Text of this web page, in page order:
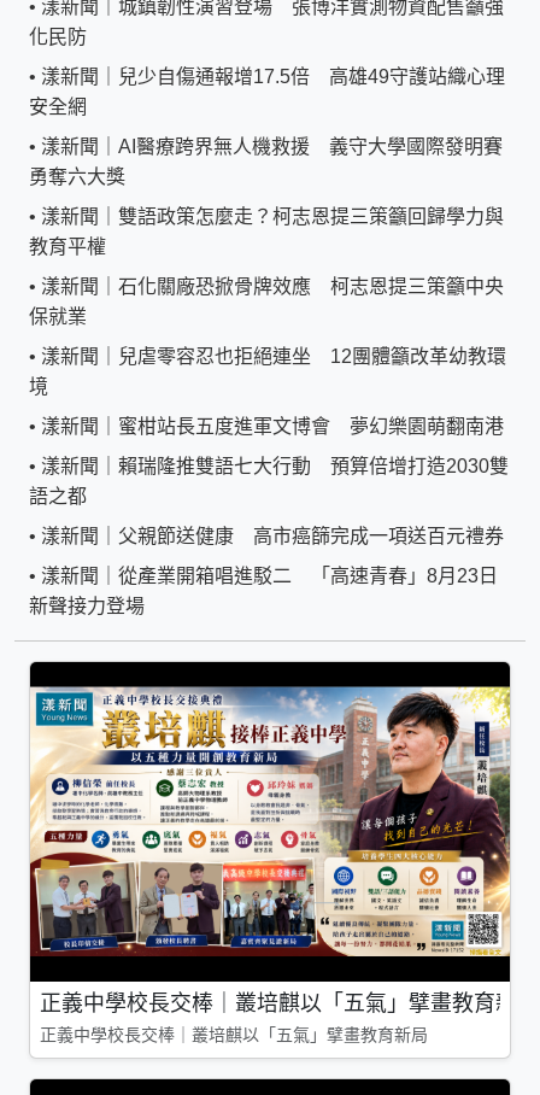
• 漾新聞｜城鎮韌性演習登場 張博洋實測物資配售籲強
化民防
• 漾新聞｜兒少自傷通報增17.5倍 高雄49守護站織心理
安全網
• 漾新聞｜AI醫療跨界無人機救援 義守大學國際發明賽
勇奪六大獎
• 漾新聞｜雙語政策怎麼走？柯志恩提三策籲回歸學力與
教育平權
• 漾新聞｜石化關廠恐掀骨牌效應 柯志恩提三策籲中央
保就業
• 漾新聞｜兒虐零容忍也拒絕連坐 12團體籲改革幼教環
境
• 漾新聞｜蜜柑站長五度進軍文博會 夢幻樂園萌翻南港
• 漾新聞｜賴瑞隆推雙語七大行動 預算倍增打造2030雙
語之都
• 漾新聞｜父親節送健康 高市癌篩完成一項送百元禮券
• 漾新聞｜從產業開箱唱進駁二 「高速青春」8月23日
新聲接力登場
正義中學校長交棒｜叢培麒以「五氣」擘畫教育新局
正義中學校長交棒｜叢培麒以「五氣」擘畫教育新局